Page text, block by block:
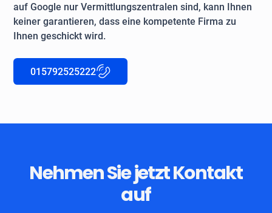
auf Google nur Vermittlungszentralen sind, kann Ihnen
keiner garantieren, dass eine kompetente Firma zu
Ihnen geschickt wird.
015792525222
Nehmen Sie jetzt Kontakt
auf